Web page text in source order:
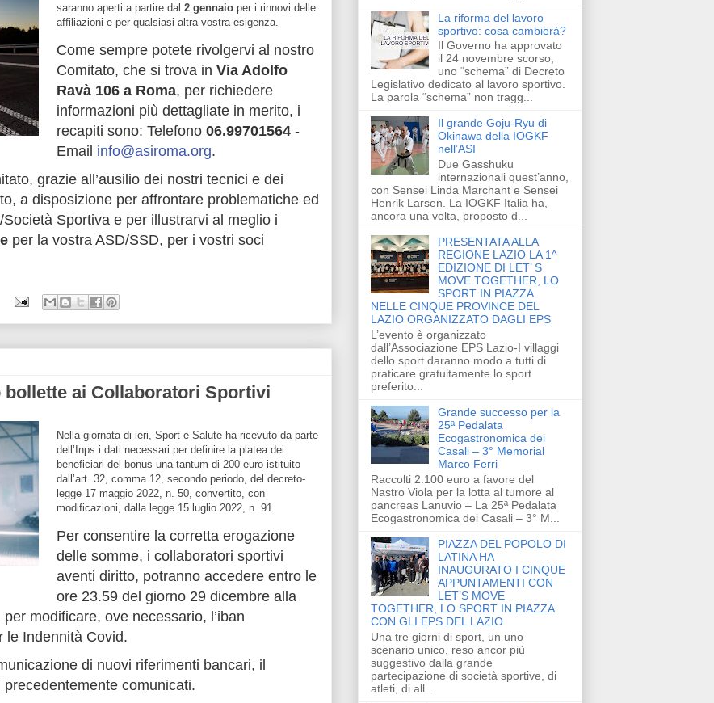
saranno aperti a partire dal 2 gennaio per i rinnovi delle
affiliazioni e per qualsiasi altra vostra esigenza.
Come sempre potete rivolgervi al nostro
Comitato, che si trova in Via Adolfo
Ravà 106 a Roma, per richiedere
informazioni più dettagliate in merito, i
recapiti sono: Telefono 06.99701564 -
Email info@asiroma.org.
grazie all’ausilio dei nostri tecnici e dei
a disposizione per affrontare problematiche ed
Sportiva e per illustrarvi al meglio i
per la vostra ASD/SSD, per i vostri soci
ai Collaboratori Sportivi
Nella giornata di ieri, Sport e Salute ha ricevuto da parte
dell’Inps i dati necessari per definire la platea dei
beneficiari del bonus una tantum di 200 euro istituito
dall’art. 32, comma 12, secondo periodo, del decreto-
legge 17 maggio 2022, n. 50, convertito, con
modificazioni, dalla legge 15 luglio 2022, n. 91.
Per consentire la corretta erogazione
delle somme, i collaboratori sportivi
aventi diritto, potranno accedere entro le
ore 23.59 del giorno 29 dicembre alla
modificare, ove necessario, l’iban
le Indennità Covid.
di nuovi riferimenti bancari, il
comunicati.
La riforma del lavoro
sportivo: cosa cambierà?
Il Governo ha approvato
il 24 novembre scorso,
uno “schema” di Decreto
Legislativo dedicato al lavoro sportivo.
La parola “schema” non tragg...
Il grande Goju-Ryu di
Okinawa della IOGKF
nell’ASI
Due Gasshuku
internazionali quest’anno,
con Sensei Linda Marchant e Sensei
Henrik Larsen. La IOGKF Italia ha,
ancora una volta, proposto d...
PRESENTATA ALLA
REGIONE LAZIO LA 1^
EDIZIONE DI LET’ S
MOVE TOGETHER, LO
SPORT IN PIAZZA
NELLE CINQUE PROVINCE DEL
LAZIO ORGANIZZATO DAGLI EPS
L’evento è organizzato
dall’Associazione EPS Lazio-I villaggi
dello sport daranno modo a tutti di
praticare gratuitamente lo sport
preferito...
Grande successo per la
25ª Pedalata
Ecogastronomica dei
Casali – 3° Memorial
Marco Ferri
Raccolti 2.100 euro a favore del
Nastro Viola per la lotta al tumore al
pancreas Lanuvio – La 25ª Pedalata
Ecogastronomica dei Casali – 3° M...
PIAZZA DEL POPOLO DI
LATINA HA
INAUGURATO I CINQUE
APPUNTAMENTI CON
LET’S MOVE
TOGETHER, LO SPORT IN PIAZZA
CON GLI EPS DEL LAZIO
Una tre giorni di sport, un uno
scenario unico, reso ancor più
suggestivo dalla grande
partecipazione di società sportive, di
atleti, di all...